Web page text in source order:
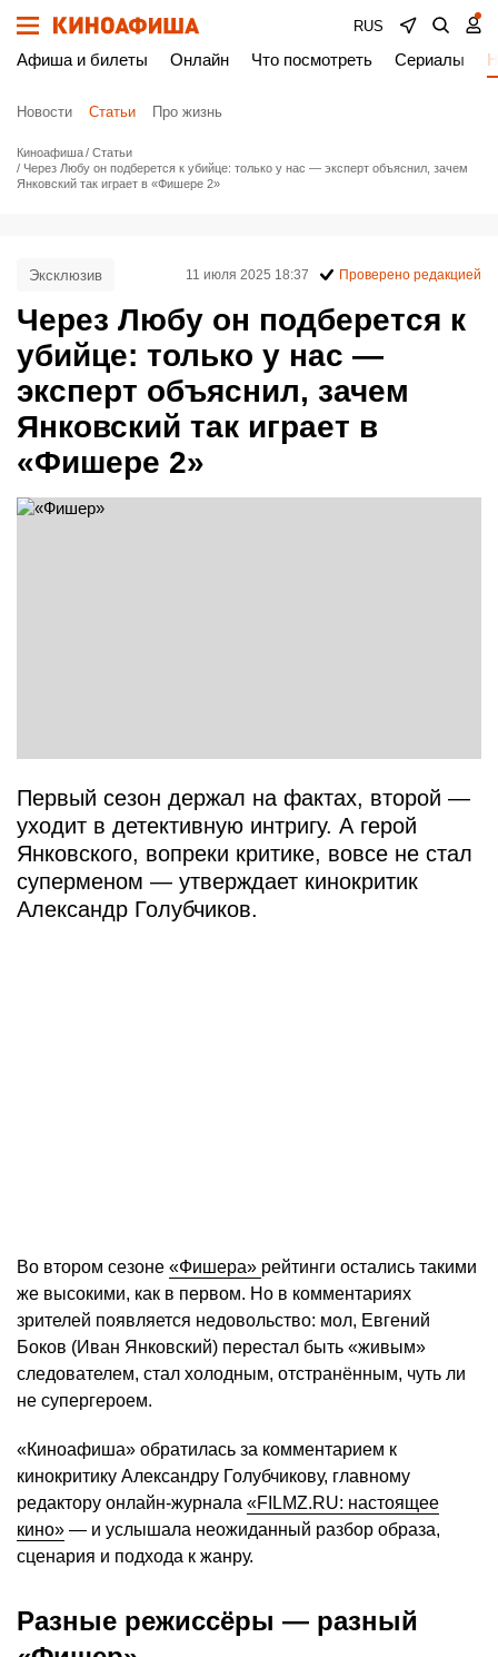
RUS
Афиша и билеты Онлайн Что посмотреть Сериалы
Новости Статьи Про жизнь
Киноафиша
Статьи
Через Любу он подберется к убийце: только у нас — эксперт объяснил, зачем
Янковский так играет в «Фишере 2»
Через Любу он подберется к
убийце: только у нас —
эксперт объяснил, зачем
Янковский так играет в
«Фишере 2»
Эксклюзив 11 июля 2025 18:37 Проверено редакцией
Первый сезон держал на фактах, второй —
уходит в детективную интригу. А герой
Янковского, вопреки критике, вовсе не стал
суперменом — утверждает кинокритик
Александр Голубчиков.
Во втором сезоне «Фишера» рейтинги остались такими
же высокими, как в первом. Но в комментариях
зрителей появляется недовольство: мол, Евгений
Боков (Иван Янковский) перестал быть «живым»
следователем, стал холодным, отстранённым, чуть ли
не супергероем.
«Киноафиша» обратилась за комментарием к
кинокритику Александру Голубчикову, главному
редактору онлайн-журнала «FILMZ.RU: настоящее
кино» — и услышала неожиданный разбор образа,
сценария и подхода к жанру.
Разные режиссёры — разный